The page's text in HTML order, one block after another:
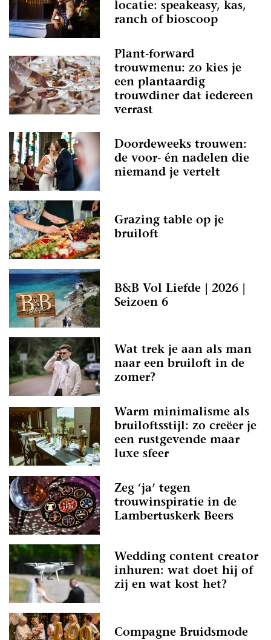
locatie: speakeasy, kas,
ranch of bioscoop
Plant-forward
trouwmenu: zo kies je
een plantaardig
trouwdiner dat iedereen
verrast
Doordeweeks trouwen:
de voor- én nadelen die
niemand je vertelt
Grazing table op je
bruiloft
B&B Vol Liefde | 2026 |
Seizoen 6
Wat trek je aan als man
naar een bruiloft in de
zomer?
Warm minimalisme als
bruiloftsstijl: zo creëer je
een rustgevende maar
luxe sfeer
Zeg ‘ja’ tegen
trouwinspiratie in de
Lambertuskerk Beers
Wedding content creator
inhuren: wat doet hij of
zij en wat kost het?
Compagne Bruidsmode